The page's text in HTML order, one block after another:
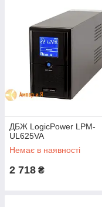
ДБЖ LogicPower LPM-
UL625VA
Немає в наявності
2 718 ₴